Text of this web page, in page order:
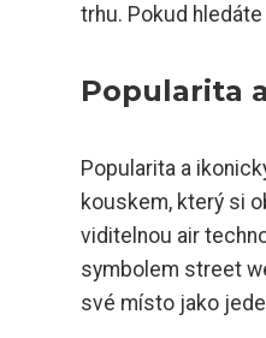
trhu. Pokud
Popularita
Popularita a
kouskem, který si
viditelnou air
symbolem street
své místo jako